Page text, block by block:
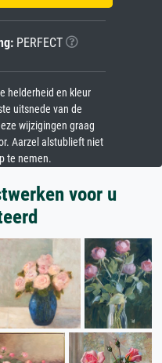
PERFECT
helderheid en kleur
uitsnede van de
wijzigingen graag
Aarzel alstublieft niet
te nemen.
voor u